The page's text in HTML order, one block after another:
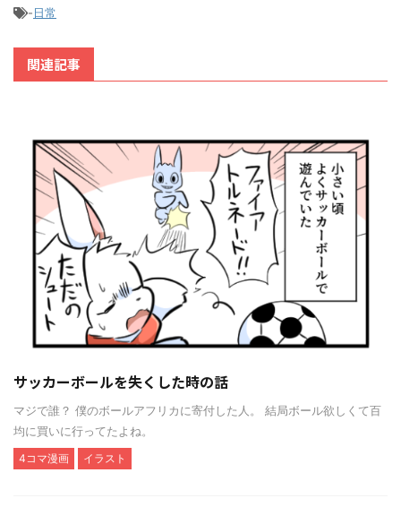
-日常
関連記事
サッカーボールを失くした時の話
マジで誰？ 僕のボールアフリカに寄付した人。 結局ボール欲しくて百
均に買いに行ってたよね。
4コマ漫画 イラスト